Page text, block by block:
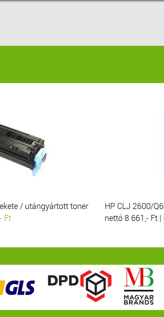
/ utángyártott toner
Ft
HP CLJ 2600/
nettó 8 661,- Ft